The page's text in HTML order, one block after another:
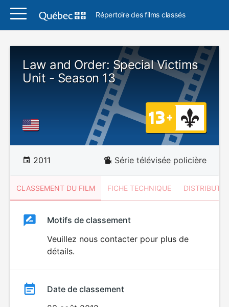
Répertoire des films classés
Law and Order: Special Victims
Unit - Season 13
2011 Série télévisée policière
CLASSEMENT DU FILM FICHE TECHNIQUE
ClassementClassement
Motifs de classement
Veuillez nous contacter pour plus de
détails.
Date de classement